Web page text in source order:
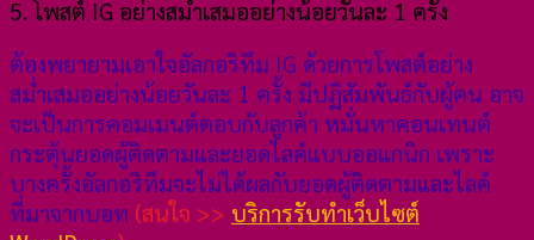
5. โพสต์ IG อย่างสม่ำเสมออย่างน้อยวันละ 1 ครั้ง
ต้องพยายามเอาใจอัลกอริทึม IG ด้วยการโพสต์อย่าง
สม่ำเสมออย่างน้อยวันละ 1 ครั้ง มีปฏิสัมพันธ์กับผู้คน อาจ
จะเป็นการคอมเมนต์ตอบกับลูกค้า หมั่นหาคอนเทนต์
กระตุ้นยอดผู้ติดตามและยอดไลค์แบบออแกนิก เพราะ
บางครั้งอัลกอริทึมจะไม่ได้ผลกับยอดผู้ติดตามและไลค์
ที่มาจากบอท (สนใจ >> บริการรับทำเว็บไซต์